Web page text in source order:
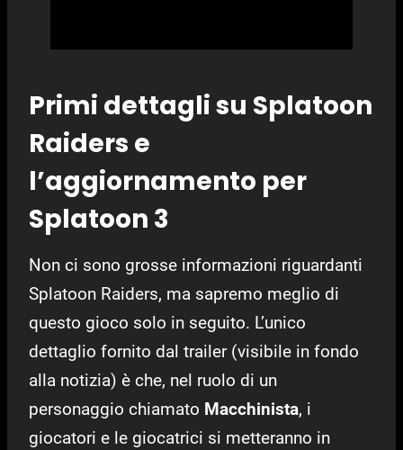
Primi dettagli su Splatoon
Raiders e
l’aggiornamento per
Splatoon 3
Non ci sono grosse informazioni riguardanti
Splatoon Raiders, ma sapremo meglio di
questo gioco solo in seguito. L’unico
dettaglio fornito dal trailer (visibile in fondo
alla notizia) è che, nel ruolo di un
personaggio chiamato Macchinista, i
giocatori e le giocatrici si metteranno in